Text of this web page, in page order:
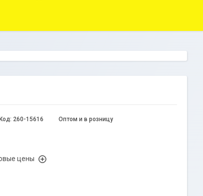
Оптом и в розницу
Код: 260-15616
цены